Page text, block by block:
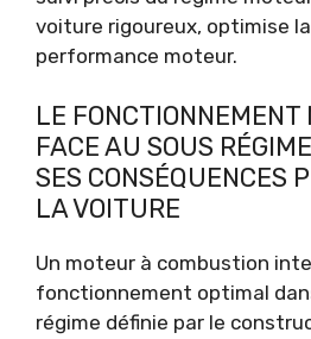
voiture rigoureux, optimise
performance moteur.
LE FONCTIONNEMENT
FACE AU SOUS
SES CONSÉQUENCES
LA VOITURE
Un moteur à combustion
fonctionnement optimal
régime définie par le